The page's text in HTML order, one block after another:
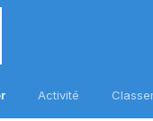
Activité